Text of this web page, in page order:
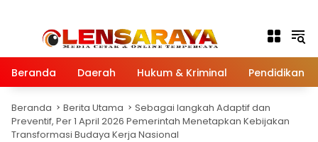
Beranda Daerah Hukum & Kriminal Pendidikan
Beranda Berita Utama
Sebagai langkah Adaptif dan
Preventif, Per 1 April 2026 Pemerintah Menetapkan Kebijakan
Transformasi Budaya Kerja Nasional